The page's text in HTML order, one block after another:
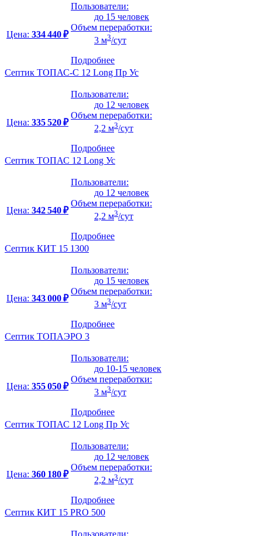
Цена: 334 440 ₽
Пользователи:
до 15 человек
Объем переработки:
3 м3/сут
Подробнее
Септик ТОПАС-С 12 Long Пр Ус
Цена: 335 520 ₽
Пользователи:
до 12 человек
Объем переработки:
2,2 м3/сут
Подробнее
Септик ТОПАС 12 Long Ус
Цена: 342 540 ₽
Пользователи:
до 12 человек
Объем переработки:
2,2 м3/сут
Подробнее
Септик КИТ 15 1300
Цена: 343 000 ₽
Пользователи:
до 15 человек
Объем переработки:
3 м3/сут
Подробнее
Септик ТОПАЭРО 3
Цена: 355 050 ₽
Пользователи:
до 10-15 человек
Объем переработки:
3 м3/сут
Подробнее
Септик ТОПАС 12 Long Пр Ус
Цена: 360 180 ₽
Пользователи:
до 12 человек
Объем переработки:
2,2 м3/сут
Подробнее
Септик КИТ 15 PRO 500
Пользователи: